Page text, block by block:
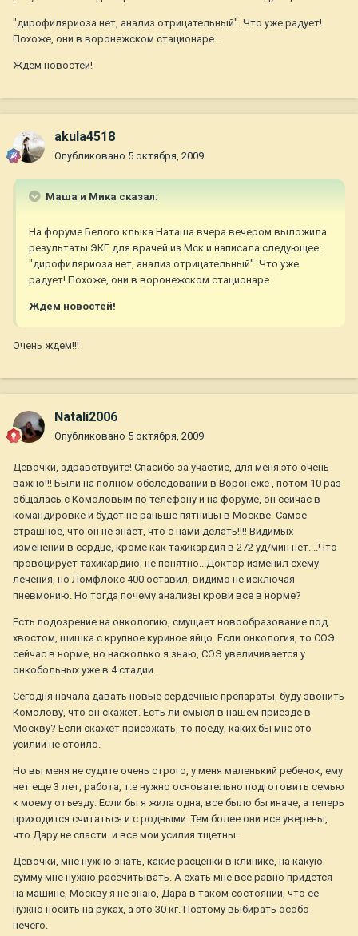
"дирофиляриоза нет, анализ отрицательный". Что уже радует!
Похоже, они в воронежском стационаре..
Ждем новостей!
akula4518
Опубликовано 5 октября, 2009
Маша и Мика сказал:
На форуме Белого клыка Наташа вчера вечером выложила
результаты ЭКГ для врачей из Мск и написала следующее:
"дирофиляриоза нет, анализ отрицательный". Что уже
радует! Похоже, они в воронежском стационаре..
Ждем новостей!
Очень ждем!!!
Natali2006
Опубликовано 5 октября, 2009
Девочки, здравствуйте! Спасибо за участие, для меня это очень
важно!!! Были на полном обследовании в Воронеже , потом 10 раз
общалась с Комоловым по телефону и на форуме, он сейчас в
командировке и будет не раньше пятницы в Москве. Самое
страшное, что он не знает, что с нами делать!!!! Видимых
изменений в сердце, кроме как тахикардия в 272 уд/мин нет....Что
провоцирует тахикардию, не понятно...Доктор изменил схему
лечения, но Ломфлокс 400 оставил, видимо не исключая
пневмонию. Но тогда почему анализы крови все в норме?
Есть подозрение на онкологию, смущает новообразование под
хвостом, шишка с крупное куриное яйцо. Если онкология, то СОЭ
сейчас в норме, но насколько я знаю, СОЭ увеличивается у
онкобольных уже в 4 стадии.
Сегодня начала давать новые сердечные препараты, буду звонить
Комолову, что он скажет. Есть ли смысл в нашем приезде в
Москву? Если скажет приезжать, то поеду, каких бы мне это
усилий не стоило.
Но вы меня не судите очень строго, у меня маленький ребенок, ему
нет еще 3 лет, работа, т.е нужно основательно подготовить семью
к моему отъезду. Если бы я жила одна, все было бы иначе, а теперь
приходится считаться и с родными. Тем более они все уверены,
что Дару не спасти. и все мои усилия тщетны.
Девочки, мне нужно знать, какие расценки в клинике, на какую
сумму мне нужно рассчитывать. А ехать мне все равно придется
на машине, Москву я не знаю, Дара в таком состоянии, что ее
нужно носить на руках, а это 30 кг. Поэтому выбирать особо
нечего.